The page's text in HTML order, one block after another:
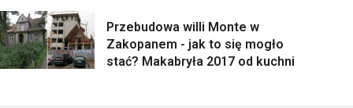
Przebudowa willi Monte w
Zakopanem - jak to się mogło
stać? Makabryła 2017 od kuchni